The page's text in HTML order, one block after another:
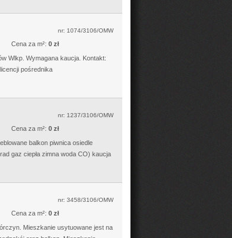
nr: 1074/3106/OMW
Cena za m²: 0 zł
Wlkp. Wymagana kaucja. Kontakt:
pośrednika
nr: 1237/3106/OMW
Cena za m²: 0 zł
balkon piwnica osiedle
gaz ciepła zimna woda CO) kaucja
nr: 3458/3106/OMW
Cena za m²: 0 zł
Mieszkanie usytuowane jest na